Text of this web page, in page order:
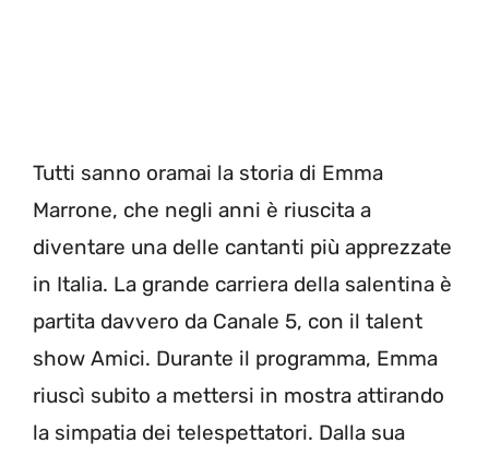
Tutti sanno oramai la storia di Emma
Marrone, che negli anni è riuscita a
diventare una delle cantanti più apprezzate
in Italia. La grande carriera della salentina è
partita davvero da Canale 5, con il talent
show Amici. Durante il programma, Emma
riuscì subito a mettersi in mostra attirando
la simpatia dei telespettatori. Dalla sua